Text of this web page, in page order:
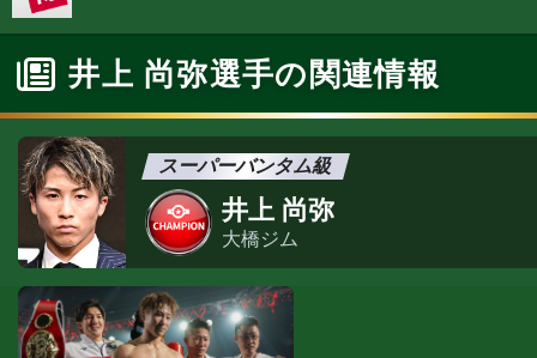
井上 尚弥選手の関連情報
スーパーバンタム級
井上 尚弥
大橋ジム